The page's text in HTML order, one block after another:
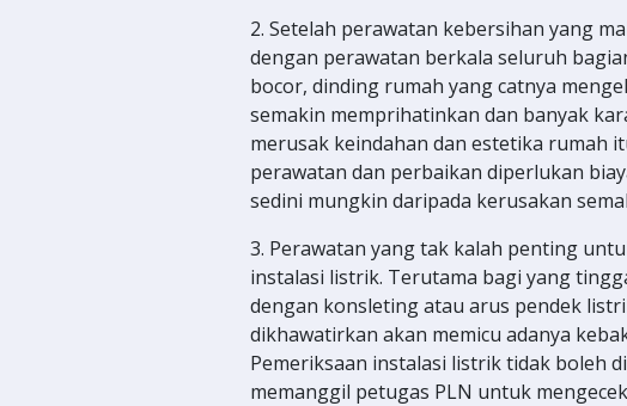
2. Setelah perawatan kebersihan yang
dengan perawatan berkala seluruh
bocor, dinding rumah yang catnya
semakin memprihatinkan dan banyak
merusak keindahan dan estetika rumah
perawatan dan perbaikan diperlukan
sedini mungkin daripada kerusakan
3. Perawatan yang tak kalah penting
instalasi listrik. Terutama bagi yang
dengan konsleting atau arus pendek
dikhawatirkan akan memicu adanya
Pemeriksaan instalasi listrik tidak boleh
memanggil petugas PLN untuk